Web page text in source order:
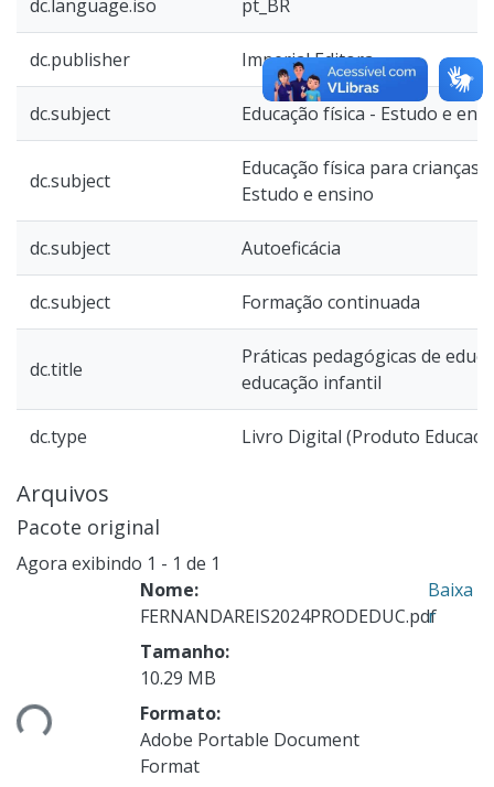
dc.language.iso pt_BR
dc.publisher Imperial Editora
dc.subject Educação física - Estudo e
dc.subject
Educação física para crianças
Estudo e ensino
dc.subject Autoeficácia
dc.subject Formação continuada
dc.title
Práticas pedagógicas de
educação infantil
dc.type Livro Digital (Produto
Arquivos
Pacote original
Agora exibindo 1 - 1 de 1
Nome:
FERNANDAREIS2024PRODEDUC.pdf
Tamanho:
10.29 MB
Formato:
Adobe Portable Document
Format
Baixa
r